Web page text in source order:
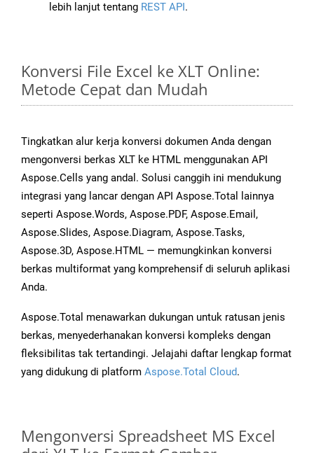
lebih lanjut tentang REST API.
Konversi File Excel ke XLT Online:
Metode Cepat dan Mudah
Tingkatkan alur kerja konversi dokumen Anda dengan
mengonversi berkas XLT ke HTML menggunakan API
Aspose.Cells yang andal. Solusi canggih ini mendukung
integrasi yang lancar dengan API Aspose.Total lainnya
seperti Aspose.Words, Aspose.PDF, Aspose.Email,
Aspose.Slides, Aspose.Diagram, Aspose.Tasks,
Aspose.3D, Aspose.HTML — memungkinkan konversi
berkas multiformat yang komprehensif di seluruh aplikasi
Anda.
Aspose.Total menawarkan dukungan untuk ratusan jenis
berkas, menyederhanakan konversi kompleks dengan
fleksibilitas tak tertandingi. Jelajahi daftar lengkap format
yang didukung di platform Aspose.Total Cloud.
Mengonversi Spreadsheet MS Excel